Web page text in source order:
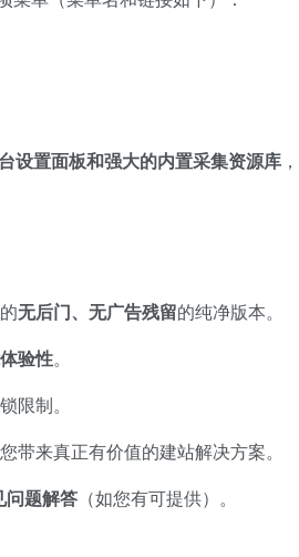
设置面板和强大的内置采集资源库
的无后门、无广告残留的纯净版本。
验性。
限制。
带来真正有价值的建站解决方案。
问题解答 ​（如您有可提供）。